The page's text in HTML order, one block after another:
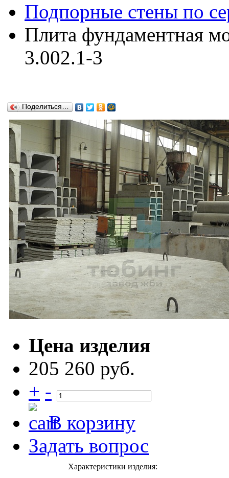
Подпорные стены по
Плита фундаментная
3.002.1-3
Поделиться…
Цена изделия
205 260 руб.
+ -
В корзину
Задать вопрос
Характеристики изделия: